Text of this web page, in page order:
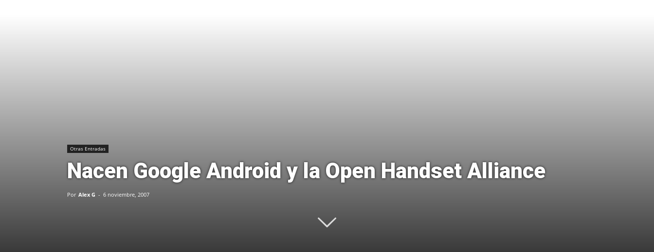
Otras Entradas
Nacen Google Android y la Open Handset Alliance
Por Alex G - 6 noviembre, 2007